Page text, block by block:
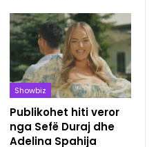
Showbiz
Publikohet hiti veror
nga Sefë Duraj dhe
Adelina Spahija